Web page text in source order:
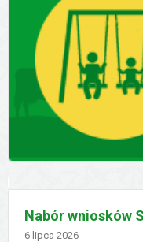
Nabór wniosków
Dodano
6 lipca 2026